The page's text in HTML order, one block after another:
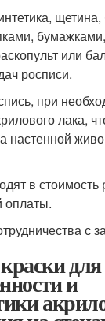
щетина,
или
росписи.
при
лака,
настенной
в стоимость
оплаты.
с
и